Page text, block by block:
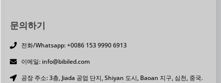
문의하기
전화/Whatsapp: +0086 153 9990 6913
이메일: info@bibiled.com
공장 주소: 3층, Jiada 공업 단지, Shiyan 도시, Baoan 지구, 심천, 중국.